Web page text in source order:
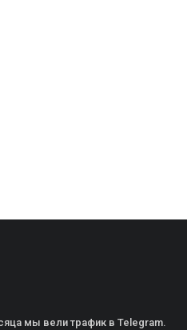
мы вели трафик в Telegram.